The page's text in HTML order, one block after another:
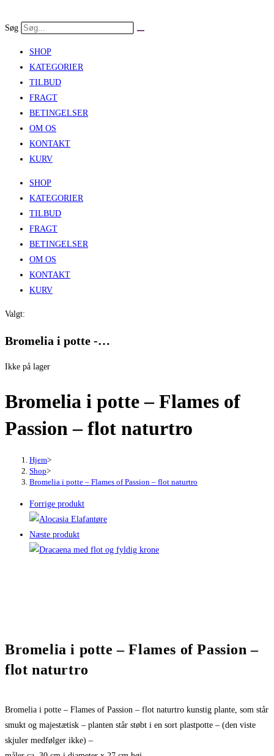
to
Søg
SHOP
KATEGORIER
TILBUD
FRAGT
BETINGELSER
OM OS
KONTAKT
KURV
SHOP
KATEGORIER
TILBUD
FRAGT
BETINGELSER
OM OS
KONTAKT
KURV
Valgt:
Bromelia i potte -…
Ikke på lager
Bromelia i potte – Flames of
Passion – flot naturtro
Hjem>
Shop>
Bromelia i potte – Flames of Passion – flot naturtro
Forrige produkt
Næste produkt
Bromelia i potte – Flames of Passion –
flot naturtro
Bromelia i potte – Flames of Passion – flot naturtro kunstig plante, som står
smukt og majestætisk – planten står støbt i en sort plastpotte – (den viste
skjuler medfølger ikke) –